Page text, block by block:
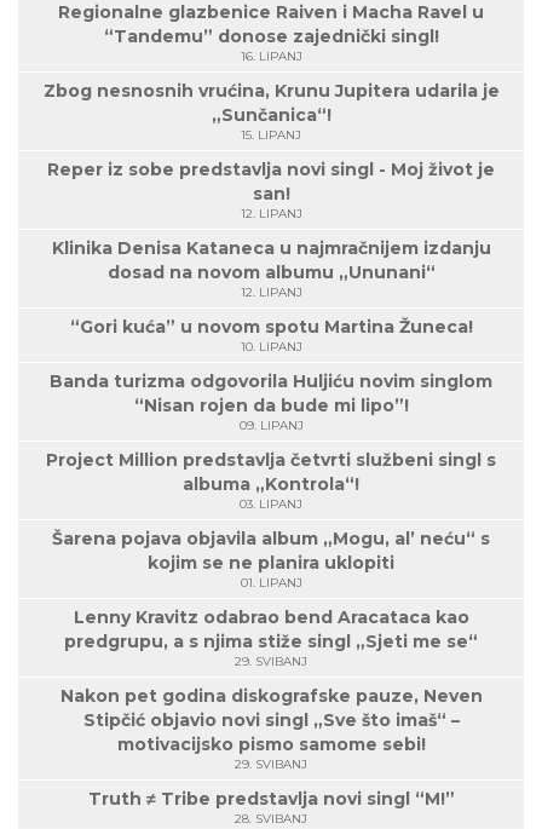
Regionalne glazbenice Raiven i Macha Ravel u
“Tandemu” donose zajednički singl!
16. LIPANJ
Zbog nesnosnih vrućina, Krunu Jupitera udarila je
„Sunčanica“!
15. LIPANJ
Reper iz sobe predstavlja novi singl - Moj život je
san!
12. LIPANJ
Klinika Denisa Kataneca u najmračnijem izdanju
dosad na novom albumu „Ununani“
12. LIPANJ
“Gori kuća” u novom spotu Martina Žuneca!
10. LIPANJ
Banda turizma odgovorila Huljiću novim singlom
“Nisan rojen da bude mi lipo”!
09. LIPANJ
Project Million predstavlja četvrti službeni singl s
albuma „Kontrola“!
03. LIPANJ
Šarena pojava objavila album „Mogu, al’ neću“ s
kojim se ne planira uklopiti
01. LIPANJ
Lenny Kravitz odabrao bend Aracataca kao
predgrupu, a s njima stiže singl „Sjeti me se“
29. SVIBANJ
Nakon pet godina diskografske pauze, Neven
Stipčić objavio novi singl „Sve što imaš“ –
motivacijsko pismo samome sebi!
29. SVIBANJ
Truth ≠ Tribe predstavlja novi singl “M!”
28. SVIBANJ